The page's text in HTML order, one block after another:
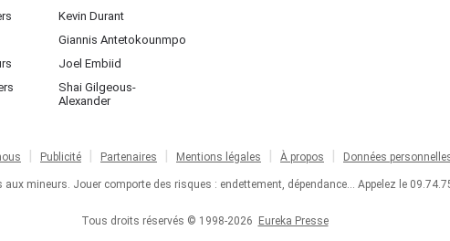
Kevin Durant
Giannis Antetokounmpo
Joel Embiid
Shai Gilgeous-
Alexander
Publicité Partenaires Mentions légales À propos Données
mineurs. Jouer comporte des risques : endettement, dépendance... Appelez le
Tous droits réservés © 1998-2026 Eureka Presse